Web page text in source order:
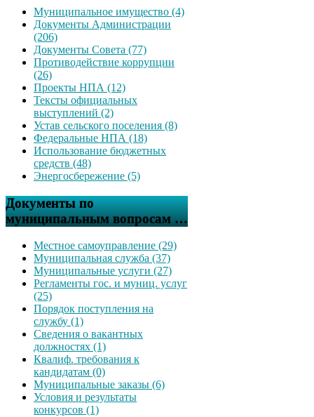
Муниципальное имущество (4)
Документы Администрации
(206)
Документы Совета (77)
Противодействие коррупции
(26)
Проекты НПА (12)
Тексты официальных
выступлений (2)
Устав сельского поселения (8)
Федеральные НПА (18)
Использование бюджетных
средств (48)
Энергосбережение (5)
Документы по
муниципальным вопросам …
Местное самоуправление (29)
Муниципальная служба (37)
Муниципальные услуги (27)
Регламенты гос. и муниц. услуг
(25)
Порядок поступления на
службу (1)
Сведения о вакантных
должностях (1)
Квалиф. требования к
кандидатам (0)
Муниципальные заказы (6)
Условия и результаты
конкурсов (1)